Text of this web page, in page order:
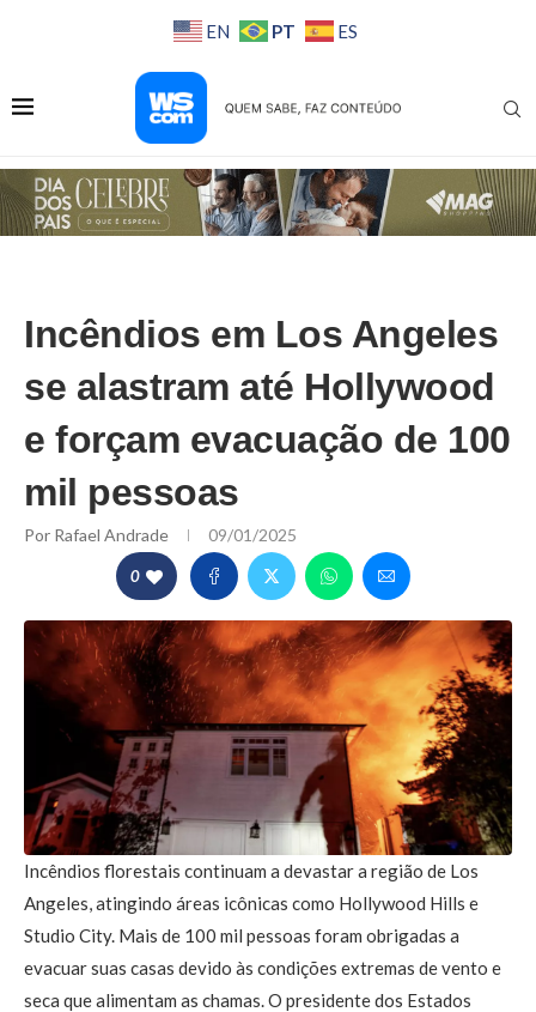
EN PT ES
Incêndios em Los Angeles
se alastram até Hollywood
e forçam evacuação de 100
mil pessoas
Por Rafael Andrade 09/01/2025
0
Incêndios florestais continuam a devastar a região de Los
Angeles, atingindo áreas icônicas como Hollywood Hills e
Studio City. Mais de 100 mil pessoas foram obrigadas a
evacuar suas casas devido às condições extremas de vento e
seca que alimentam as chamas. O presidente dos Estados